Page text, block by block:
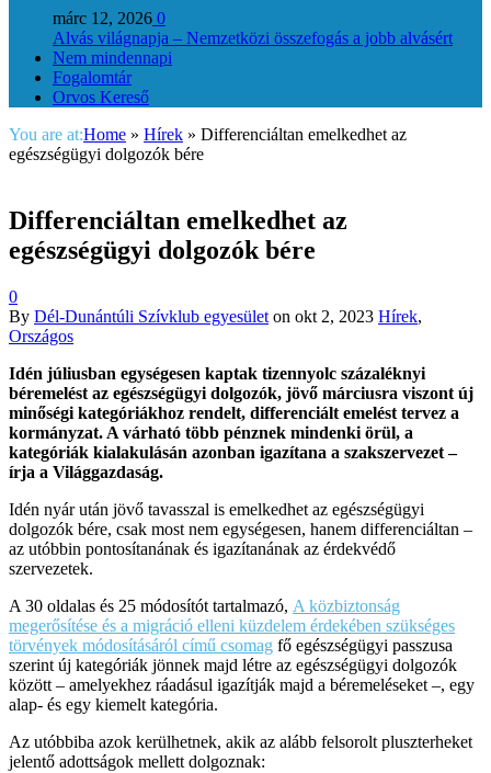
márc 12, 2026 0
Alvás világnapja – Nemzetközi összefogás a jobb alvásért
Nem mindennapi
Fogalomtár
Orvos Kereső
You are at:Home » Hírek » Differenciáltan emelkedhet az
egészségügyi dolgozók bére
Differenciáltan emelkedhet az
egészségügyi dolgozók bére
0
By Dél-Dunántúli Szívklub egyesület on okt 2, 2023 Hírek,
Országos
Idén júliusban egységesen kaptak tizennyolc százaléknyi
béremelést az egészségügyi dolgozók, jövő márciusra viszont új
minőségi kategóriákhoz rendelt, differenciált emelést tervez a
kormányzat. A várható több pénznek mindenki örül, a
kategóriák kialakulásán azonban igazítana a szakszervezet –
írja a Világgazdaság.
Idén nyár után jövő tavasszal is emelkedhet az egészségügyi
dolgozók bére, csak most nem egységesen, hanem differenciáltan –
az utóbbin pontosítanának és igazítanának az érdekvédő
szervezetek.
A 30 oldalas és 25 módosítót tartalmazó, A közbiztonság
megerősítése és a migráció elleni küzdelem érdekében szükséges
törvények módosításáról című csomag fő egészségügyi passzusa
szerint új kategóriák jönnek majd létre az egészségügyi dolgozók
között – amelyekhez ráadásul igazítják majd a béremeléseket –, egy
alap- és egy kiemelt kategória.
Az utóbbiba azok kerülhetnek, akik az alább felsorolt pluszterheket
jelentő adottságok mellett dolgoznak: